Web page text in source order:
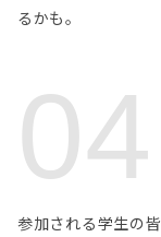
東京都
社会医療法人財
東京都
東京都
るかも。
04
参加される学生の